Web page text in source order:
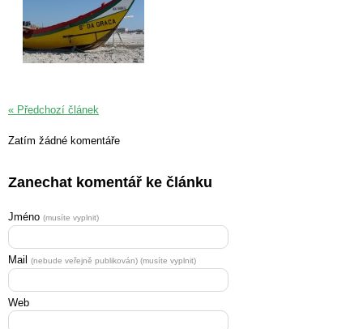
« Předchozí článek
Zatím žádné komentáře
Zanechat komentář ke článku
Jméno (musíte vyplnit)
Mail (nebude veřejně publikován) (musíte vyplnit)
Web